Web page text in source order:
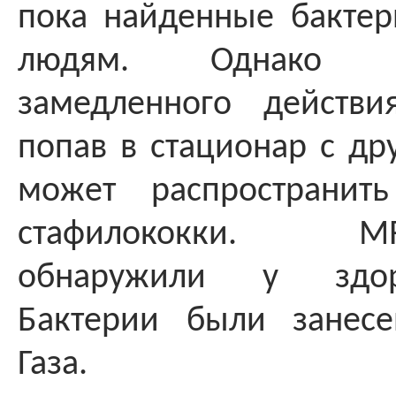
пока найденные
людям. Однако
замедленного
попав в стационар с
может
стафилококки.
обнаружили у
Бактерии были
Газа.